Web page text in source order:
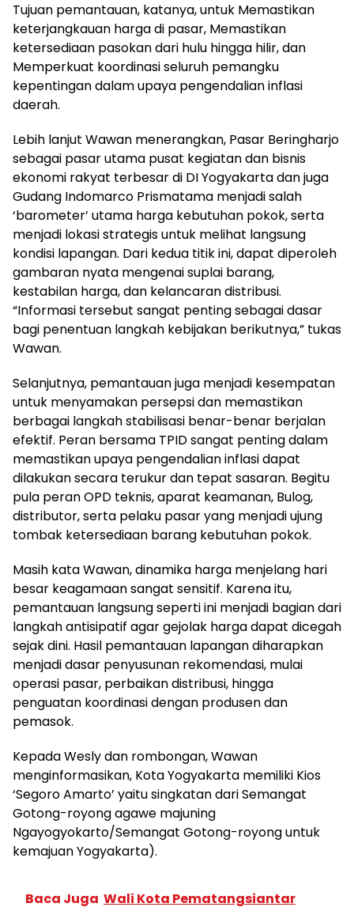
Tujuan pemantauan, katanya, untuk Memastikan
keterjangkauan harga di pasar, Memastikan
ketersediaan pasokan dari hulu hingga hilir, dan
Memperkuat koordinasi seluruh pemangku
kepentingan dalam upaya pengendalian inflasi
daerah.
Lebih lanjut Wawan menerangkan, Pasar Beringharjo
sebagai pasar utama pusat kegiatan dan bisnis
ekonomi rakyat terbesar di DI Yogyakarta dan juga
Gudang Indomarco Prismatama menjadi salah
‘barometer’ utama harga kebutuhan pokok, serta
menjadi lokasi strategis untuk melihat langsung
kondisi lapangan. Dari kedua titik ini, dapat diperoleh
gambaran nyata mengenai suplai barang,
kestabilan harga, dan kelancaran distribusi.
“Informasi tersebut sangat penting sebagai dasar
bagi penentuan langkah kebijakan berikutnya,” tukas
Wawan.
Selanjutnya, pemantauan juga menjadi kesempatan
untuk menyamakan persepsi dan memastikan
berbagai langkah stabilisasi benar-benar berjalan
efektif. Peran bersama TPID sangat penting dalam
memastikan upaya pengendalian inflasi dapat
dilakukan secara terukur dan tepat sasaran. Begitu
pula peran OPD teknis, aparat keamanan, Bulog,
distributor, serta pelaku pasar yang menjadi ujung
tombak ketersediaan barang kebutuhan pokok.
Masih kata Wawan, dinamika harga menjelang hari
besar keagamaan sangat sensitif. Karena itu,
pemantauan langsung seperti ini menjadi bagian dari
langkah antisipatif agar gejolak harga dapat dicegah
sejak dini. Hasil pemantauan lapangan diharapkan
menjadi dasar penyusunan rekomendasi, mulai
operasi pasar, perbaikan distribusi, hingga
penguatan koordinasi dengan produsen dan
pemasok.
Kepada Wesly dan rombongan, Wawan
menginformasikan, Kota Yogyakarta memiliki Kios
‘Segoro Amarto’ yaitu singkatan dari Semangat
Gotong-royong agawe majuning
Ngayogyokarto/Semangat Gotong-royong untuk
kemajuan Yogyakarta).
Baca Juga Wali Kota Pematangsiantar